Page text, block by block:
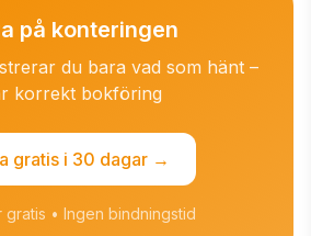
på konteringen
du bara vad som hänt –
korrekt bokföring
gratis i 30 dagar →
gratis • Ingen bindningstid